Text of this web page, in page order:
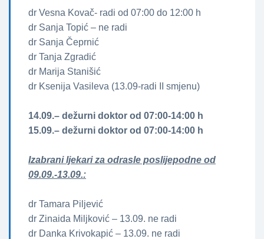
dr Vesna Kovač- radi od 07:00 do 12:00 h
dr Sanja Topić – ne radi
dr Sanja Čeprnić
dr Tanja Zgradić
dr Marija Stanišić
dr Ksenija Vasileva (13.09-radi II smjenu)
14.09.– dežurni doktor od 07:00-14:00 h
15.09.– dežurni doktor od 07:00-14:00 h
Izabrani ljekari za odrasle poslijepodne od
09.09.-13.09.:
dr Tamara Piljević
dr Zinaida Miljković – 13.09. ne radi
dr Danka Krivokapić – 13.09. ne radi